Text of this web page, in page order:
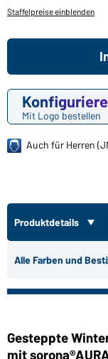
Staffelpreise einblenden
Mit Logo bestellen
Auch für Herren
Produktdetails
Alle Farben und
Gesteppte
mit